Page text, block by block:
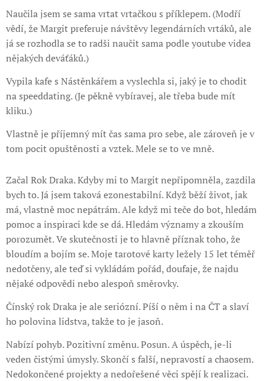
Naučila jsem se sama vrtat vrtačkou s příklepem. (Modří
vědí, že Margit preferuje návštěvy legendárních vrtáků, ale
já se rozhodla se to radši naučit sama podle youtube videa
nějakých deváťáků.)
Vypila kafe s Nástěnkářem a vyslechla si, jaký je to chodit
na speeddating. (Je pěkně vybíravej, ale třeba bude mít
kliku.)
Vlastně je příjemný mít čas sama pro sebe, ale zároveň je v
tom pocit opuštěnosti a vztek. Mele se to ve mně.
Začal Rok Draka. Kdyby mi to Margit nepřipomněla, zazdila
bych to. Já jsem taková ezonestabilní. Když běží život, jak
má, vlastně moc nepátrám. Ale když mi teče do bot, hledám
pomoc a inspiraci kde se dá. Hledám významy a zkouším
porozumět. Ve skutečnosti je to hlavně příznak toho, že
bloudím a bojím se. Moje tarotové karty ležely 15 let téměř
nedotčeny, ale teď si vykládám pořád, doufaje, že najdu
nějaké odpovědi nebo alespoň směrovky.
Čínský rok Draka je ale seriózní. Píší o něm i na ČT a slaví
ho polovina lidstva, takže to je jasoň.
Nabízí pohyb. Pozitivní změnu. Posun. A úspěch, je-li
veden čistými úmysly. Skončí s falší, nepravostí a chaosem.
Nedokončené projekty a nedořešené věci spějí k realizaci.